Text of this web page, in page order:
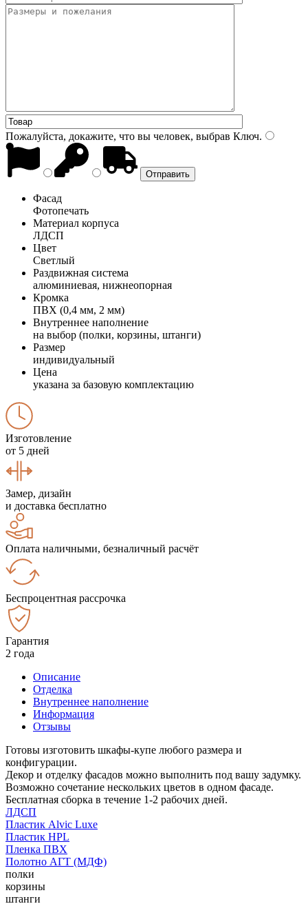
Пожалуйста, докажите, что вы человек, выбрав Ключ.
Фасад
Фотопечать
Материал корпуса
ЛДСП
Цвет
Светлый
Раздвижная система
алюминиевая, нижнеопорная
Кромка
ПВХ (0,4 мм, 2 мм)
Внутреннее наполнение
на выбор (полки, корзины, штанги)
Размер
индивидуальный
Цена
указана за базовую комплектацию
Изготовление
от 5 дней
Замер, дизайн
и доставка бесплатно
Оплата наличными, безналичный расчёт
Беспроцентная рассрочка
Гарантия
2 года
Описание
Отделка
Внутреннее наполнение
Информация
Отзывы
Готовы изготовить шкафы-купе любого размера и
конфигурации.
Декор и отделку фасадов можно выполнить под вашу задумку.
Возможно сочетание нескольких цветов в одном фасаде.
Бесплатная сборка в течение 1-2 рабочих дней.
ЛДСП
Пластик Alvic Luxe
Пластик HPL
Пленка ПВХ
Полотно АГТ (МДФ)
полки
корзины
штанги